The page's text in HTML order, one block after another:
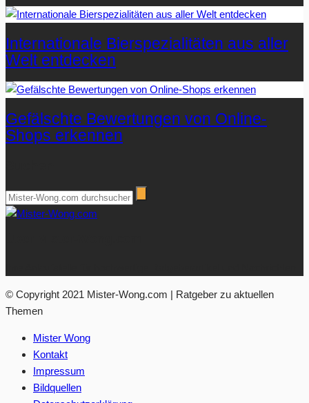
Internationale Bierspezialitäten aus aller
Welt entdecken
Gefälschte Bewertungen von Online-
Shops erkennen
© Copyright 2021 Mister-Wong.com | Ratgeber zu aktuellen
Themen
Mister Wong
Kontakt
Impressum
Bildquellen